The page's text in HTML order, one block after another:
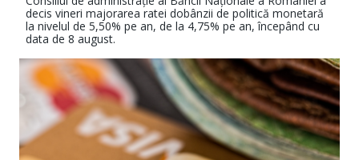
decis vineri majorarea ratei dobânzii de politică monetară
la nivelul de 5,50% pe an, de la 4,75% pe an, începând cu
data de 8 august.